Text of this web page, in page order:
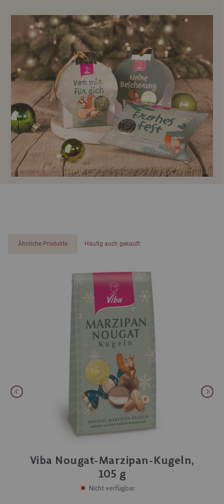
Ähnliche Produkte Häufig auch gekauft
Viba Nougat-Marzipan-Kugeln,
105 g
Nicht verfügbar